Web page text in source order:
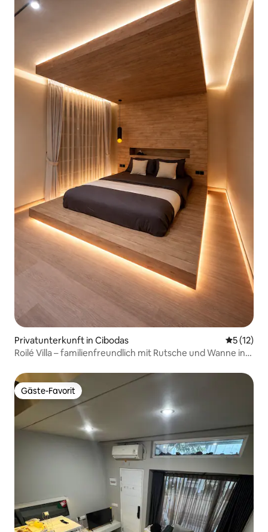
Privatunterkunft in Cibodas
5 (12)
Roilé Villa – familienfreundlich mit Rutsche und Wanne in
Gäste-Favorit
Gäste-Favorit